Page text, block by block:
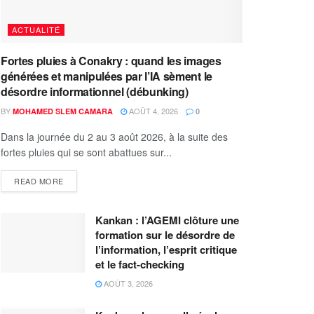
ACTUALITÉ
Fortes pluies à Conakry : quand les images
générées et manipulées par l’IA sèment le
désordre informationnel (débunking)
BY MOHAMED SLEM CAMARA AOÛT 4, 2026 0
Dans la journée du 2 au 3 août 2026, à la suite des
fortes pluies qui se sont abattues sur...
READ MORE
Kankan : l’AGEMI clôture une
formation sur le désordre de
l’information, l’esprit critique
et le fact-checking
AOÛT 3, 2026